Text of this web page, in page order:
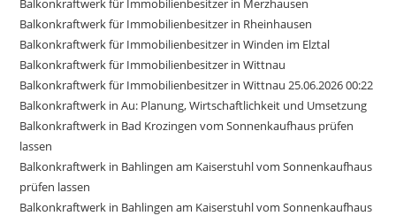
Balkonkraftwerk für Immobilienbesitzer in Merzhausen
Balkonkraftwerk für Immobilienbesitzer in Rheinhausen
Balkonkraftwerk für Immobilienbesitzer in Winden im Elztal
Balkonkraftwerk für Immobilienbesitzer in Wittnau
Balkonkraftwerk für Immobilienbesitzer in Wittnau 25.06.2026 00:22
Balkonkraftwerk in Au: Planung, Wirtschaftlichkeit und Umsetzung
Balkonkraftwerk in Bad Krozingen vom Sonnenkaufhaus prüfen
lassen
Balkonkraftwerk in Bahlingen am Kaiserstuhl vom Sonnenkaufhaus
prüfen lassen
Balkonkraftwerk in Bahlingen am Kaiserstuhl vom Sonnenkaufhaus